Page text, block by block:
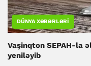
DÜNYA XƏBƏRLƏRI
Vaşinqton SEPAH-la
yeniləyib